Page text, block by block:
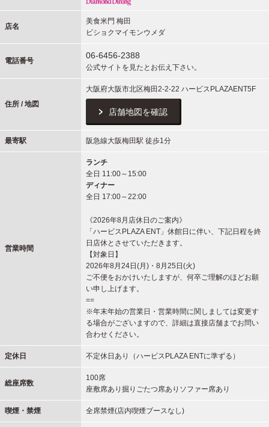
店名
美食米門 梅田
ビショクマイモンウメダ
電話番号
06-6456-2388
公式サイトを見たとお伝え下さい。
住所 / 地図
大阪府大阪市北区梅田2-2-22 ハービスPLAZAENT5F
店舗地図を確認
最寄駅 阪急線大阪梅田駅 徒歩1分
営業時間
ランチ
全日 11:00～15:00
ディナー
全日 17:00～22:00
《2026年8月店休日のご案内》
「ハービスPLAZA ENT」休館日に伴い、下記日程を終
日店休とさせていただきます。
【対象日】
2026年8月24日(月)・8月25日(火)
ご不便をおかけいたしますが、何卒ご理解のほどお願
い申し上げます。
==
※年末年始の営業日・営業時間に関しましては変更す
る場合がございますので、詳細は直接店舗までお問い
合わせください。
定休日 不定休日あり（ハービスPLAZA ENTに準ずる）
総座席数
100席
座敷席あり掘りごたつ席ありソファー席あり
喫煙・禁煙 全席禁煙(店内喫煙ブースなし)